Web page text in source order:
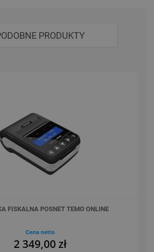
PRODUKTY
FISKALNA POSNET TEMO ONLINE
Cena netto
2 349,00 zł